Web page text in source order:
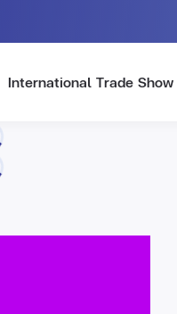
International Trade Show